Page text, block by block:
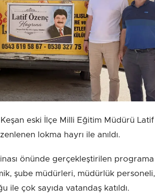
eski İlçe Milli Eğitim Müdürü Latif
lokma hayrı ile anıldı.
önünde gerçekleştirilen programa
şube müdürleri, müdürlük personeli,
ile çok sayıda vatandaş katıldı.